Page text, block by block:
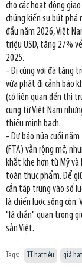
cho các hoạt động
chứng kiến sự bứt phá
đầu năm 2026, Việt
triệu USD, tăng 27%
2025.
- Đi cùng với đà tăng
vừa phát đi cảnh báo
(có liên quan đến thị
cung từ Việt Nam
thiếu minh bạch.
- Dự báo nửa cuối
(FTA) vẫn rộng mở,
khắt khe hơn từ Mỹ
toàn thực phẩm. Để
cần tập trung vào số
là chiến lược sống
"lá chắn" quan trọng
sản Việt.
Tags: TT hạt tiêu giá